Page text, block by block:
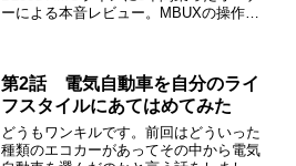
ーによる本音レビュー。MBUXの操作性
にEVを選んだ理由も紹介します。
第2話 電気自動車を自分のライ
フスタイルにあてはめてみた
どうもワンキルです。前回はどういった
種類のエコカーがあってその中から電気